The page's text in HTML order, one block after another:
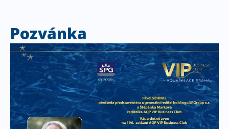
Pozvánka